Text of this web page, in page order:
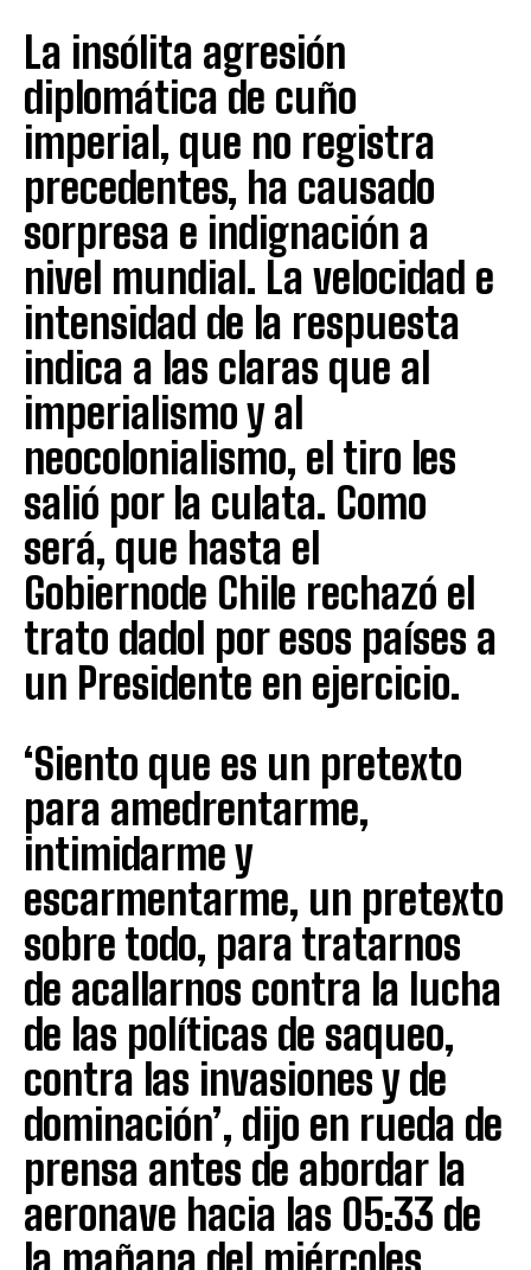
La insólita agresión
diplomática de cuño
imperial, que no registra
precedentes, ha causado
sorpresa e indignación a
nivel mundial. La velocidad e
intensidad de la respuesta
indica a las claras que al
imperialismo y al
neocolonialismo, el tiro les
salió por la culata. Como
será, que hasta el
Gobiernode Chile rechazó el
trato dadol por esos países a
un Presidente en ejercicio.
‘Siento que es un pretexto
para amedrentarme,
intimidarme y
escarmentarme, un pretexto
sobre todo, para tratarnos
de acallarnos contra la lucha
de las políticas de saqueo,
contra las invasiones y de
dominación’, dijo en rueda de
prensa antes de abordar la
aeronave hacia las 05:33 de